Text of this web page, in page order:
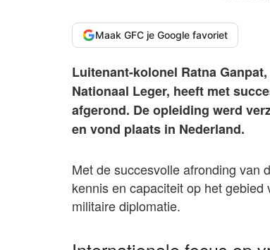
Maak GFC je Google favoriet
Luitenant-kolonel Ratna
Nationaal Leger, heeft met
afgerond. De opleiding werd
en vond plaats in Nederland.
Met de succesvolle afronding van
kennis en capaciteit op het
militaire diplomatie.